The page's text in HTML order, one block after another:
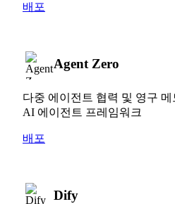
배포
Agent Zero
다중 에이전트 협력 및 영구
AI 에이전트 프레임워크
배포
Dify